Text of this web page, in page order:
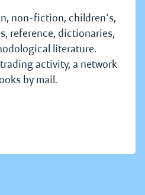
non-fiction, children's,
reference, dictionaries,
literature.
activity, a network
by mail.